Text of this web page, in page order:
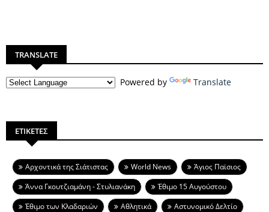
TRANSLATE
Powered by Translate
ΕΤΙΚΕΤΕΣ
Aρχοντικά της Σιάτιστας World News
Άγιος Παϊσιος
Άννα Γκουτζιαμάνη - Στυλιανάκη
Έθιμο 15 Αυγούστου
Έθιμο των Κλαδαριών
Αθλητικά
Αστυνομικό Δελτίο